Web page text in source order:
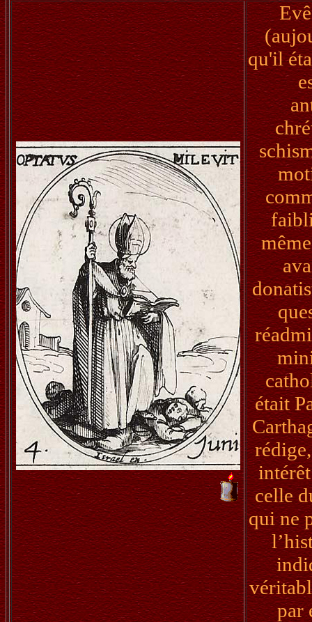
qu'il
était
celle
qui ne
par